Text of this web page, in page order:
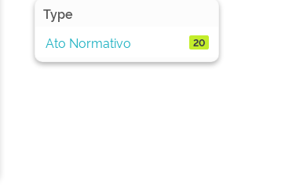
Type
Ato Normativo
20